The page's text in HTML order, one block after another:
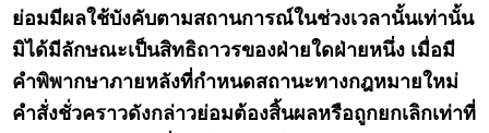
ย่อมมีผลใช้บังคับตามสถานการณ์ในช่วงเวลานั้นเท่านั้น
มิได้มีลักษณะเป็นสิทธิถาวรของฝ่ายใดฝ่ายหนึ่ง เมื่อมี
คำพิพากษาภายหลังที่กำหนดสถานะทางกฎหมายใหม่
คำสั่งชั่วคราวดังกล่าวย่อมต้องสิ้นผลหรือถูกยกเลิกเท่าที่